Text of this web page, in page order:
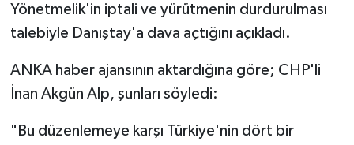
Yönetmelik'in iptali ve yürütmenin durdurulması
talebiyle Danıştay'a dava açtığını açıkladı.
ANKA haber ajansının aktardığına göre; CHP'li
İnan Akgün Alp, şunları söyledi:
"Bu düzenlemeye karşı Türkiye'nin dört bir